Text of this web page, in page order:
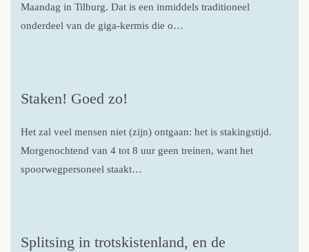
Maandag in Tilburg. Dat is een inmiddels traditioneel
onderdeel van de giga-kermis die o…
Staken! Goed zo!
Het zal veel mensen niet (zijn) ontgaan: het is stakingstijd.
Morgenochtend van 4 tot 8 uur geen treinen, want het
spoorwegpersoneel staakt…
Splitsing in trotskistenland, en de